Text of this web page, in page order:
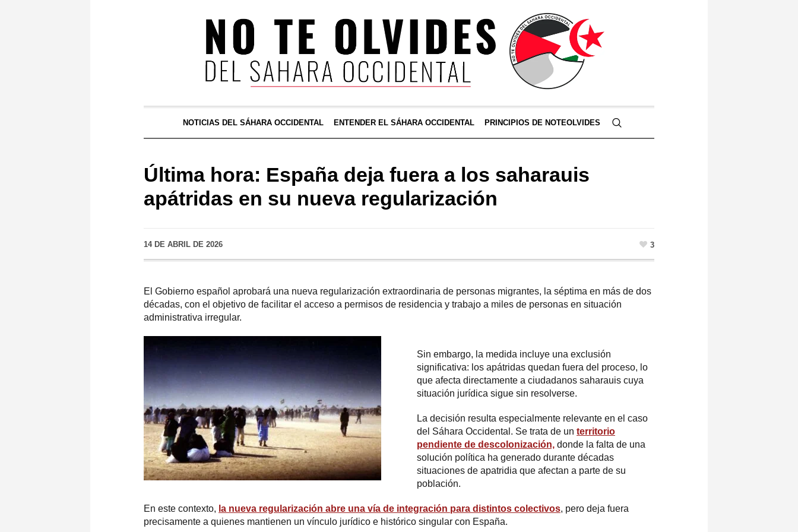
NOTICIAS DEL SÁHARA OCCIDENTAL ENTENDER EL SÁHARA OCCIDENTAL PRINCIPIOS DE NOTEOLVIDES
Última hora: España deja fuera a los saharauis
apátridas en su nueva regularización
14 DE ABRIL DE 2026 3
El Gobierno español aprobará una nueva regularización extraordinaria de personas migrantes, la séptima en más de dos
décadas, con el objetivo de facilitar el acceso a permisos de residencia y trabajo a miles de personas en situación
administrativa irregular.
Sin embargo, la medida incluye una exclusión
significativa: los apátridas quedan fuera del proceso, lo
que afecta directamente a ciudadanos saharauis cuya
situación jurídica sigue sin resolverse.
La decisión resulta especialmente relevante en el caso
del Sáhara Occidental. Se trata de un territorio
pendiente de descolonización, donde la falta de una
solución política ha generado durante décadas
situaciones de apatridia que afectan a parte de su
población.
En este contexto, la nueva regularización abre una vía de integración para distintos colectivos, pero deja fuera
precisamente a quienes mantienen un vínculo jurídico e histórico singular con España.